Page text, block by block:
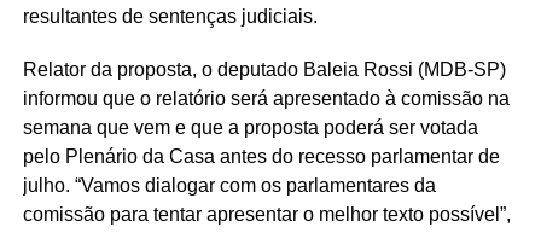
resultantes de sentenças judiciais.
Relator da proposta, o deputado Baleia Rossi (MDB-SP)
informou que o relatório será apresentado à comissão na
semana que vem e que a proposta poderá ser votada
pelo Plenário da Casa antes do recesso parlamentar de
julho. “Vamos dialogar com os parlamentares da
comissão para tentar apresentar o melhor texto possível”,